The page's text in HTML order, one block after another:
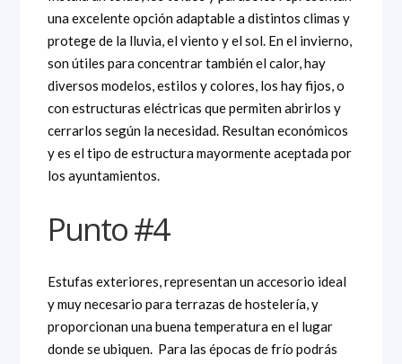
una excelente opción adaptable a distintos climas y
protege de la lluvia, el viento y el sol. En el invierno,
son útiles para concentrar también el calor, hay
diversos modelos, estilos y colores, los hay fijos, o
con estructuras eléctricas que permiten abrirlos y
cerrarlos según la necesidad. Resultan económicos
y es el tipo de estructura mayormente aceptada por
los ayuntamientos.
Punto #4
Estufas exteriores, representan un accesorio ideal
y muy necesario para terrazas de hostelería, y
proporcionan una buena temperatura en el lugar
donde se ubiquen. Para las épocas de frío podrás